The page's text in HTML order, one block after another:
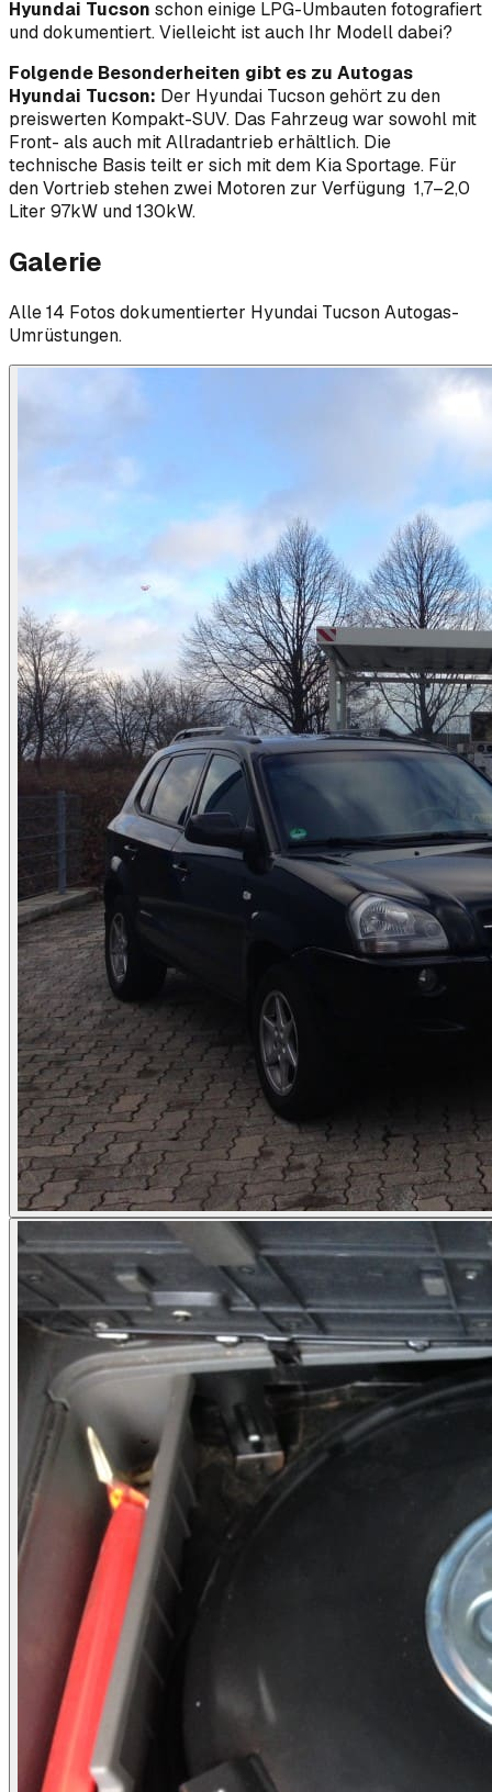
Hyundai Tucson schon einige LPG-Umbauten fotografiert
und dokumentiert. Vielleicht ist auch Ihr Modell dabei?
Folgende Besonderheiten gibt es zu Autogas
Hyundai Tucson: Der Hyundai Tucson gehört zu den
preiswerten Kompakt-SUV. Das Fahrzeug war sowohl mit
Front- als auch mit Allradantrieb erhältlich. Die
technische Basis teilt er sich mit dem Kia Sportage. Für
den Vortrieb stehen zwei Motoren zur Verfügung 1,7–2,0
Liter 97kW und 130kW.
Galerie
Alle14 Fotos dokumentierter Hyundai TucsonAutogas-
Umrüstungen.